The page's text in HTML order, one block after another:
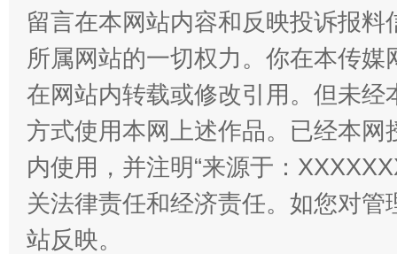
阿坝州三大球赛在茂县开幕 规模
留言在本网站内容和反映投诉报
所属网站的一切权力。你在本传
在网站内转载或修改引用。但未
方式使用本网上述作品。已经本
内使用，并注明“来源于：
关法律责任和经济责任。如您对
站反映。